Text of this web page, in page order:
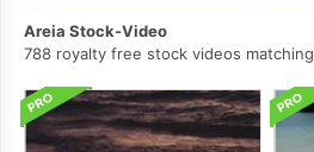
Areia Stock-Video
788 royalty free stock videos matching